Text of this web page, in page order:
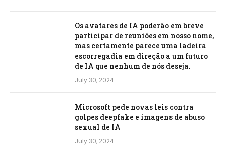
Os avatares de IA poderão em breve
participar de reuniões em nosso nome,
mas certamente parece uma ladeira
escorregadia em direção a um futuro
de IA que nenhum de nós deseja.
July 30, 2024
Microsoft pede novas leis contra
golpes deepfake e imagens de abuso
sexual de IA
July 30, 2024